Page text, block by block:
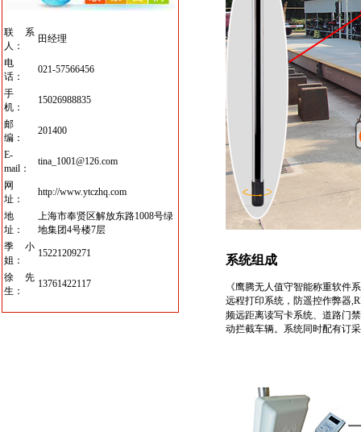
联系
人：
田经理
电
话：
021-57566456
手
机：
15026988835
邮
编：
201400
E-
mail：
tina_1001@126.com
网
址：
http://www.ytczhq.com
地
址：
上海市奉贤区解放东路1008号绿
地集团4号楼7层
季小
姐：
15221209271
徐先
生：
13761422117
系统组成
《鹰腾无人值守智能称重软件
远程打印系统，防遥控作弊器
频远距离读写卡系统、道路门
动拦截车辆。系统同时配有订